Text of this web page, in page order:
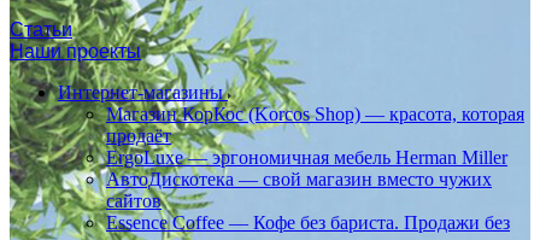
Статьи
Наши проекты
Интернет-магазины
Магазин КорКос (Korcos Shop) — красота, которая
продаёт
ErgoLuxe — эргономичная мебель Herman Miller
АвтоДискотека — свой магазин вместо чужих
сайтов
Essence Coffee — Кофе без бариста. Продажи без